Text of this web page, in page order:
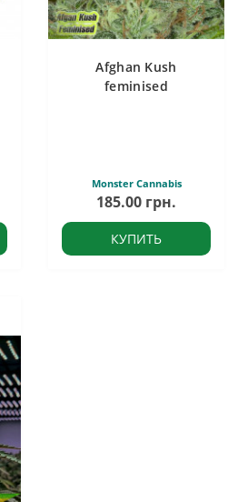
Afghan Kush
feminised
Monster Cannabis
185.00 грн.
КУПИТЬ